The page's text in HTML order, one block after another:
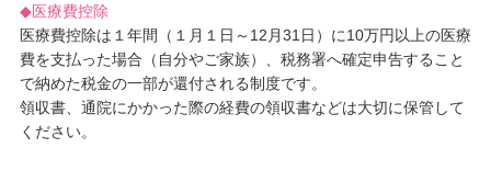
◆医療費控除
医療費控除は１年間（１月１日～12月31日）に10万円以上の医療
費を支払った場合（自分やご家族）、税務署へ確定申告すること
で納めた税金の一部が還付される制度です。
領収書、通院にかかった際の経費の領収書などは大切に保管して
ください。